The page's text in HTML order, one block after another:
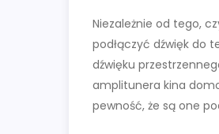
Niezależnie od tego,
podłączyć dźwięk do
dźwięku
amplitunera kina
pewność, że są one